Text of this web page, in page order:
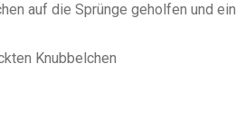
auf die Sprünge geholfen und ein
Knubbelchen